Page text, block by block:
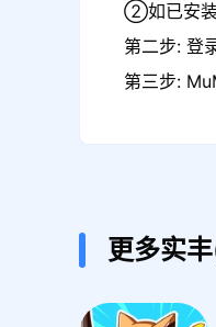
②如已安装
第二步: 登
第三步:
更多实